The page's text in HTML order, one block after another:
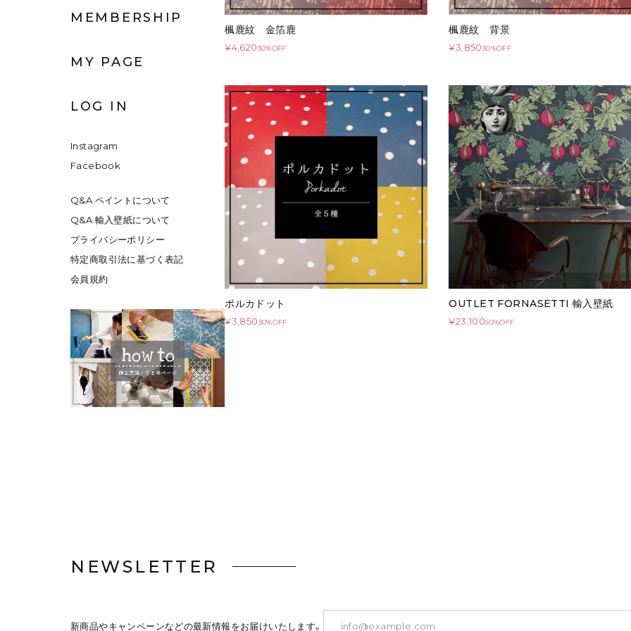
MEMBERSHIP
MY PAGE
LOG IN
Instagram
Facebook
Q&A ペイントについて
Q&A 輸入壁紙について
プライバシーポリシー
特定商取引法に基づく表記
会員規約
楓鹿紋 金箔鹿
¥4,62030%OFF
楓鹿紋 背景
¥3,85030%OFF
ポルカドット
¥3,85030%OFF
OUTLET FORNASETTI 輸入壁紙
¥23,10050%OFF
NEWSLETTER
新商品やキャンペーンなどの最新情報をお届けいたします。